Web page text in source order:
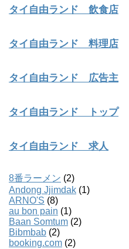
タイ自由ランド 飲食店
タイ自由ランド 料理店
タイ自由ランド 広告主
タイ自由ランド トップ
タイ自由ランド 求人
8番ラーメン (2)
Andong Jjimdak (1)
ARNO'S (8)
au bon pain (1)
Baan Somtum (2)
Bibmbab (2)
booking.com (2)